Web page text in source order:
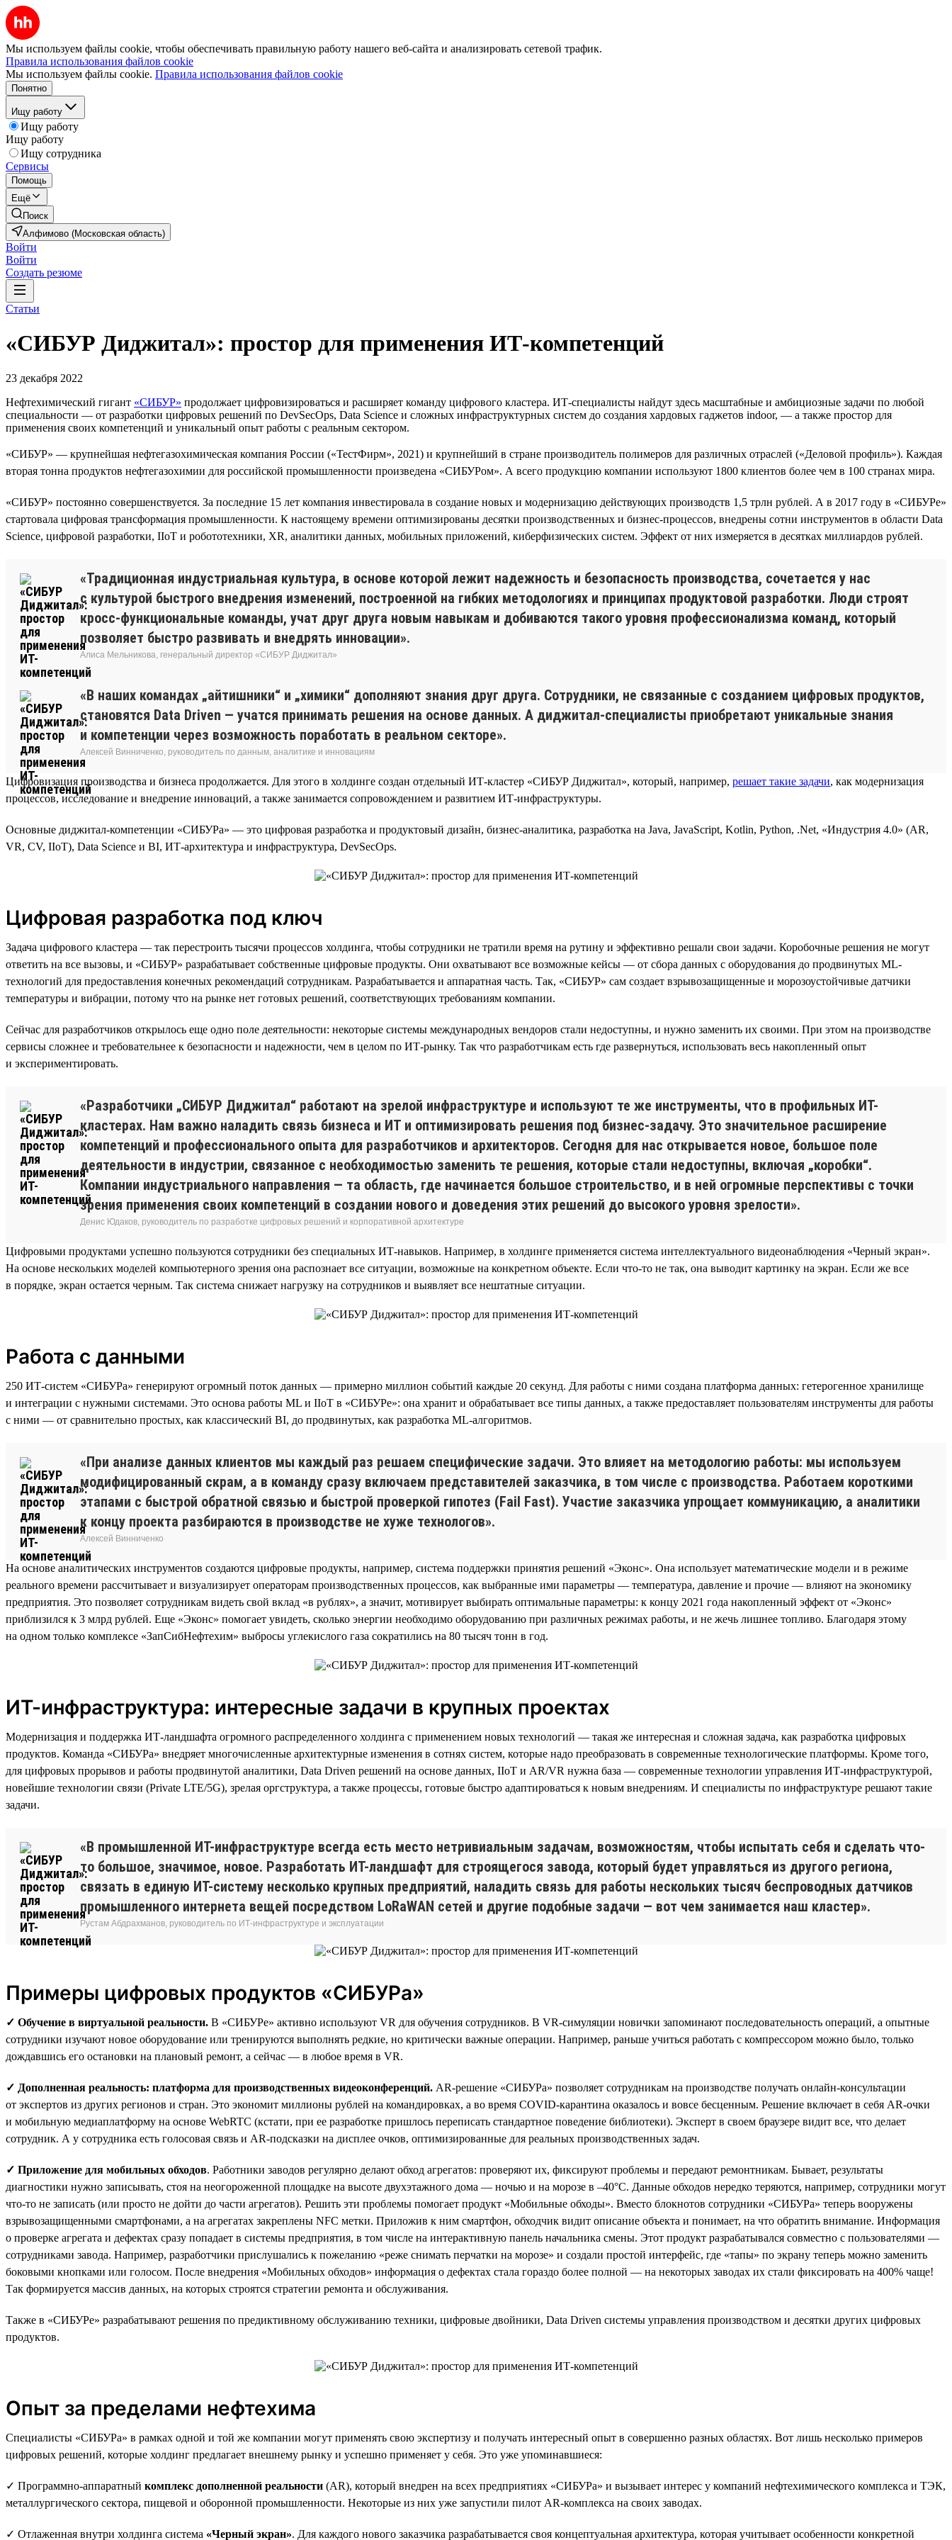
Мы используем файлы cookie, чтобы обеспечивать правильную работу нашего веб-сайта и анализировать сетевой трафик.
Правила использования файлов cookie
Мы используем файлы cookie. Правила использования файлов cookie
Понятно
Ищу работу
Ищу работу
Ищу работу
Ищу сотрудника
Сервисы
Помощь
Ещё
Поиск
Алфимово (Московская область)
Войти
Войти
Создать резюме
Статьи
«СИБУР Диджитал»: простор для применения ИТ-компетенций
23 декабря 2022
Нефтехимический гигант «СИБУР» продолжает цифровизироваться и расширяет команду цифрового кластера. ИТ-специалисты найдут здесь масштабные и амбициозные задачи по любой
специальности — от разработки цифровых решений по DevSecOps, Data Science и сложных инфраструктурных систем до создания хардовых гаджетов indoor, — а также простор для
применения своих компетенций и уникальный опыт работы с реальным сектором.
«СИБУР» — крупнейшая нефтегазохимическая компания России («ТестФирм», 2021) и крупнейший в стране производитель полимеров для различных отраслей («Деловой профиль»). Каждая
вторая тонна продуктов нефтегазохимии для российской промышленности произведена «СИБУРом». А всего продукцию компании используют 1800 клиентов более чем в 100 странах мира.
«СИБУР» постоянно совершенствуется. За последние 15 лет компания инвестировала в создание новых и модернизацию действующих производств 1,5 трлн рублей. А в 2017 году в «СИБУРе»
стартовала цифровая трансформация промышленности. К настоящему времени оптимизированы десятки производственных и бизнес-процессов, внедрены сотни инструментов в области Data
Science, цифровой разработки, IIoT и робототехники, XR, аналитики данных, мобильных приложений, киберфизических систем. Эффект от них измеряется в десятках миллиардов рублей.
«Традиционная индустриальная культура, в основе которой лежит надежность и безопасность производства, сочетается у нас
с культурой быстрого внедрения изменений, построенной на гибких методологиях и принципах продуктовой разработки. Люди строят
кросс-функциональные команды, учат друг друга новым навыкам и добиваются такого уровня профессионализма команд, который
позволяет быстро развивать и внедрять инновации».
Алиса Мельникова, генеральный директор «СИБУР Диджитал»
«В наших командах „айтишники“ и „химики“ дополняют знания друг друга. Сотрудники, не связанные с созданием цифровых продуктов,
становятся Data Driven — учатся принимать решения на основе данных. А диджитал-специалисты приобретают уникальные знания
и компетенции через возможность поработать в реальном секторе».
Алексей Винниченко, руководитель по данным, аналитике и инновациям
Цифровизация производства и бизнеса продолжается. Для этого в холдинге создан отдельный ИТ-кластер «СИБУР Диджитал», который, например, решает такие задачи, как модернизация
процессов, исследование и внедрение инноваций, а также занимается сопровождением и развитием ИТ-инфраструктуры.
Основные диджитал-компетенции «СИБУРа» — это цифровая разработка и продуктовый дизайн, бизнес-аналитика, разработка на Java, JavaScript, Kotlin, Python, .Net, «Индустрия 4.0» (AR,
VR, CV, IIoT), Data Science и BI, ИТ-архитектура и инфраструктура, DevSecOps.
Цифровая разработка под ключ
Задача цифрового кластера — так перестроить тысячи процессов холдинга, чтобы сотрудники не тратили время на рутину и эффективно решали свои задачи. Коробочные решения не могут
ответить на все вызовы, и «СИБУР» разрабатывает собственные цифровые продукты. Они охватывают все возможные кейсы — от сбора данных с оборудования до продвинутых ML-
технологий для предоставления конечных рекомендаций сотрудникам. Разрабатывается и аппаратная часть. Так, «СИБУР» сам создает взрывозащищенные и морозоустойчивые датчики
температуры и вибрации, потому что на рынке нет готовых решений, соответствующих требованиям компании.
Сейчас для разработчиков открылось еще одно поле деятельности: некоторые системы международных вендоров стали недоступны, и нужно заменить их своими. При этом на производстве
сервисы сложнее и требовательнее к безопасности и надежности, чем в целом по ИТ-рынку. Так что разработчикам есть где развернуться, использовать весь накопленный опыт
и экспериментировать.
«Разработчики „СИБУР Диджитал“ работают на зрелой инфраструктуре и используют те же инструменты, что в профильных ИТ-
кластерах. Нам важно наладить связь бизнеса и ИТ и оптимизировать решения под бизнес-задачу. Это значительное расширение
компетенций и профессионального опыта для разработчиков и архитекторов. Сегодня для нас открывается новое, большое поле
деятельности в индустрии, связанное с необходимостью заменить те решения, которые стали недоступны, включая „коробки“.
Компании индустриального направления — та область, где начинается большое строительство, и в ней огромные перспективы с точки
зрения применения своих компетенций в создании нового и доведения этих решений до высокого уровня зрелости».
Денис Юдаков, руководитель по разработке цифровых решений и корпоративной архитектуре
Цифровыми продуктами успешно пользуются сотрудники без специальных ИТ-навыков. Например, в холдинге применяется система интеллектуального видеонаблюдения «Черный экран».
На основе нескольких моделей компьютерного зрения она распознает все ситуации, возможные на конкретном объекте. Если что-то не так, она выводит картинку на экран. Если же все
в порядке, экран остается черным. Так система снижает нагрузку на сотрудников и выявляет все нештатные ситуации.
Работа с данными
250 ИТ-систем «СИБУРа» генерируют огромный поток данных — примерно миллион событий каждые 20 секунд. Для работы с ними создана платформа данных: гетерогенное хранилище
и интеграции с нужными системами. Это основа работы ML и IIoT в «СИБУРе»: она хранит и обрабатывает все типы данных, а также предоставляет пользователям инструменты для работы
с ними — от сравнительно простых, как классический BI, до продвинутых, как разработка ML-алгоритмов.
«При анализе данных клиентов мы каждый раз решаем специфические задачи. Это влияет на методологию работы: мы используем
модифицированный скрам, а в команду сразу включаем представителей заказчика, в том числе с производства. Работаем короткими
этапами с быстрой обратной связью и быстрой проверкой гипотез (Fail Fast). Участие заказчика упрощает коммуникацию, а аналитики
к концу проекта разбираются в производстве не хуже технологов».
Алексей Винниченко
На основе аналитических инструментов создаются цифровые продукты, например, система поддержки принятия решений «Эконс». Она использует математические модели и в режиме
реального времени рассчитывает и визуализирует операторам производственных процессов, как выбранные ими параметры — температура, давление и прочие — влияют на экономику
предприятия. Это позволяет сотрудникам видеть свой вклад «в рублях», а значит, мотивирует выбирать оптимальные параметры: к концу 2021 года накопленный эффект от «Эконс»
приблизился к 3 млрд рублей. Еще «Эконс» помогает увидеть, сколько энергии необходимо оборудованию при различных режимах работы, и не жечь лишнее топливо. Благодаря этому
на одном только комплексе «ЗапСибНефтехим» выбросы углекислого газа сократились на 80 тысяч тонн в год.
ИТ-инфраструктура: интересные задачи в крупных проектах
Модернизация и поддержка ИТ-ландшафта огромного распределенного холдинга с применением новых технологий — такая же интересная и сложная задача, как разработка цифровых
продуктов. Команда «СИБУРа» внедряет многочисленные архитектурные изменения в сотнях систем, которые надо преобразовать в современные технологические платформы. Кроме того,
для цифровых прорывов и работы продвинутой аналитики, Data Driven решений на основе данных, IIoT и AR/VR нужна база — современные технологии управления ИТ-инфраструктурой,
новейшие технологии связи (Private LTE/5G), зрелая оргструктура, а также процессы, готовые быстро адаптироваться к новым внедрениям. И специалисты по инфраструктуре решают такие
задачи.
«В промышленной ИТ-инфраструктуре всегда есть место нетривиальным задачам, возможностям, чтобы испытать себя и сделать что-
то большое, значимое, новое. Разработать ИТ-ландшафт для строящегося завода, который будет управляться из другого региона,
связать в единую ИТ-систему несколько крупных предприятий, наладить связь для работы нескольких тысяч беспроводных датчиков
промышленного интернета вещей посредством LoRaWAN сетей и другие подобные задачи — вот чем занимается наш кластер».
Рустам Абдрахманов, руководитель по ИТ-инфраструктуре и эксплуатации
Примеры цифровых продуктов «СИБУРа»
✓ Обучение в виртуальной реальности. В «СИБУРе» активно используют VR для обучения сотрудников. В VR-симуляции новички запоминают последовательность операций, а опытные
сотрудники изучают новое оборудование или тренируются выполнять редкие, но критически важные операции. Например, раньше учиться работать с компрессором можно было, только
дождавшись его остановки на плановый ремонт, а сейчас — в любое время в VR.
✓ Дополненная реальность: платформа для производственных видеоконференций. AR-решение «СИБУРа» позволяет сотрудникам на производстве получать онлайн-консультации
от экспертов из других регионов и стран. Это экономит миллионы рублей на командировках, а во время COVID-карантина оказалось и вовсе бесценным. Решение включает в себя AR-очки
и мобильную медиаплатформу на основе WebRTC (кстати, при ее разработке пришлось переписать стандартное поведение библиотеки). Эксперт в своем браузере видит все, что делает
сотрудник. А у сотрудника есть голосовая связь и AR-подсказки на дисплее очков, оптимизированные для реальных производственных задач.
✓ Приложение для мобильных обходов. Работники заводов регулярно делают обход агрегатов: проверяют их, фиксируют проблемы и передают ремонтникам. Бывает, результаты
диагностики нужно записывать, стоя на неогороженной площадке на высоте двухэтажного дома — ночью и на морозе в –40°С. Данные обходов нередко теряются, например, сотрудники могут
что-то не записать (или просто не дойти до части агрегатов). Решить эти проблемы помогает продукт «Мобильные обходы». Вместо блокнотов сотрудники «СИБУРа» теперь вооружены
взрывозащищенными смартфонами, а на агрегатах закреплены NFC метки. Приложив к ним смартфон, обходчик видит описание объекта и понимает, на что обратить внимание. Информация
о проверке агрегата и дефектах сразу попадает в системы предприятия, в том числе на интерактивную панель начальника смены. Этот продукт разрабатывался совместно с пользователями —
сотрудниками завода. Например, разработчики прислушались к пожеланию «реже снимать перчатки на морозе» и создали простой интерфейс, где «тапы» по экрану теперь можно заменить
боковыми кнопками или голосом. После внедрения «Мобильных обходов» информация о дефектах стала гораздо более полной — на некоторых заводах их стали фиксировать на 400% чаще!
Так формируется массив данных, на которых строятся стратегии ремонта и обслуживания.
Также в «СИБУРе» разрабатывают решения по предиктивному обслуживанию техники, цифровые двойники, Data Driven системы управления производством и десятки других цифровых
продуктов.
Опыт за пределами нефтехима
Специалисты «СИБУРа» в рамках одной и той же компании могут применять свою экспертизу и получать интересный опыт в совершенно разных областях. Вот лишь несколько примеров
цифровых решений, которые холдинг предлагает внешнему рынку и успешно применяет у себя. Это уже упоминавшиеся:
✓ Программно-аппаратный комплекс дополненной реальности (AR), который внедрен на всех предприятиях «СИБУРа» и вызывает интерес у компаний нефтехимического комплекса и ТЭК,
металлургического сектора, пищевой и оборонной промышленности. Некоторые из них уже запустили пилот AR-комплекса на своих заводах.
✓ Отлаженная внутри холдинга система «Черный экран». Для каждого нового заказчика разрабатывается своя концептуальная архитектура, которая учитывает особенности конкретной